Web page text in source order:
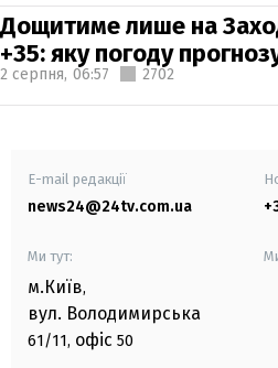
Дощитиме лише на
+35: яку погоду
2 серпня, 06:57 2702
E-mail редакції
news24@24tv.com.ua
Ми тут:
м.Київ,
вул. Володимирська
61/11, офіс 50